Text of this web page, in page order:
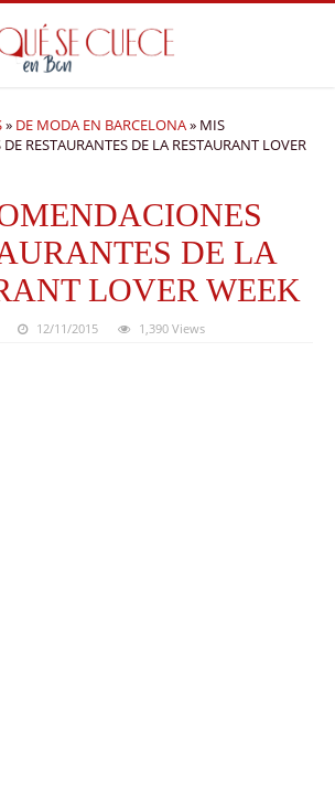
» DE MODA EN BARCELONA» MIS
RESTAURANTES DE LA RESTAURANT LOVER
DE LA
LOVER WEEK
12/11/2015 1,390 Views